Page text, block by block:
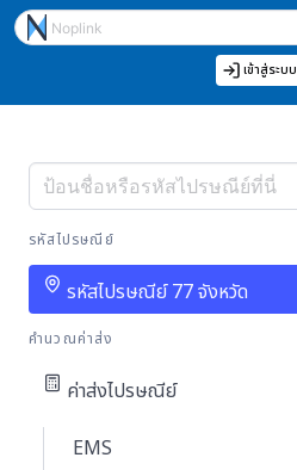
เข้าสู่ระบบ
รหัสไปรษณีย์
รหัสไปรษณีย์ 77 จังหวัด
คำนวณค่าส่ง
ค่าส่งไปรษณีย์
EMS